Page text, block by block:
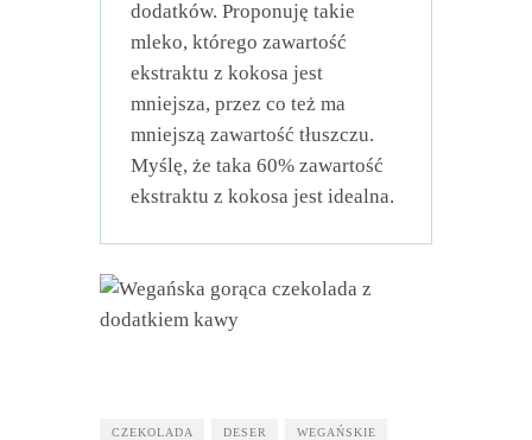
dodatków. Proponuję takie
mleko, którego zawartość
ekstraktu z kokosa jest
mniejsza, przez co też ma
mniejszą zawartość tłuszczu.
Myślę, że taka 60% zawartość
ekstraktu z kokosa jest idealna.
CZEKOLADA DESER WEGAŃSKIE